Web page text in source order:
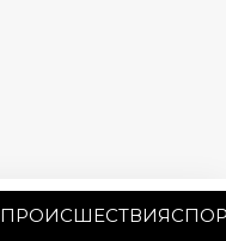
ПРОИСШЕСТВИЯ